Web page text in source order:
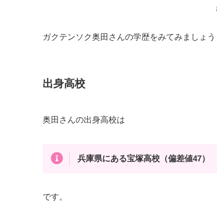
ガクテンソク奥田さんの学歴をみてみましょう
出身高校
奥田さんの出身高校は
兵庫県にある宝塚高校（偏差値47）
です。